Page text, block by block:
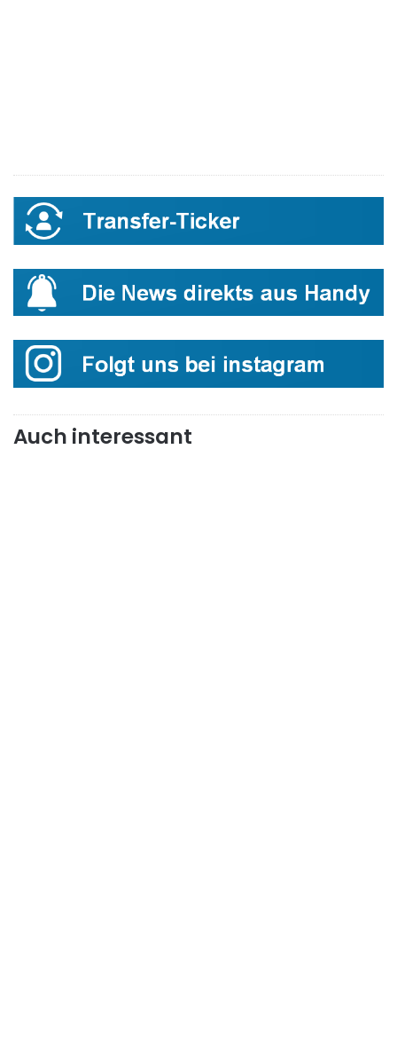
Auch interessant